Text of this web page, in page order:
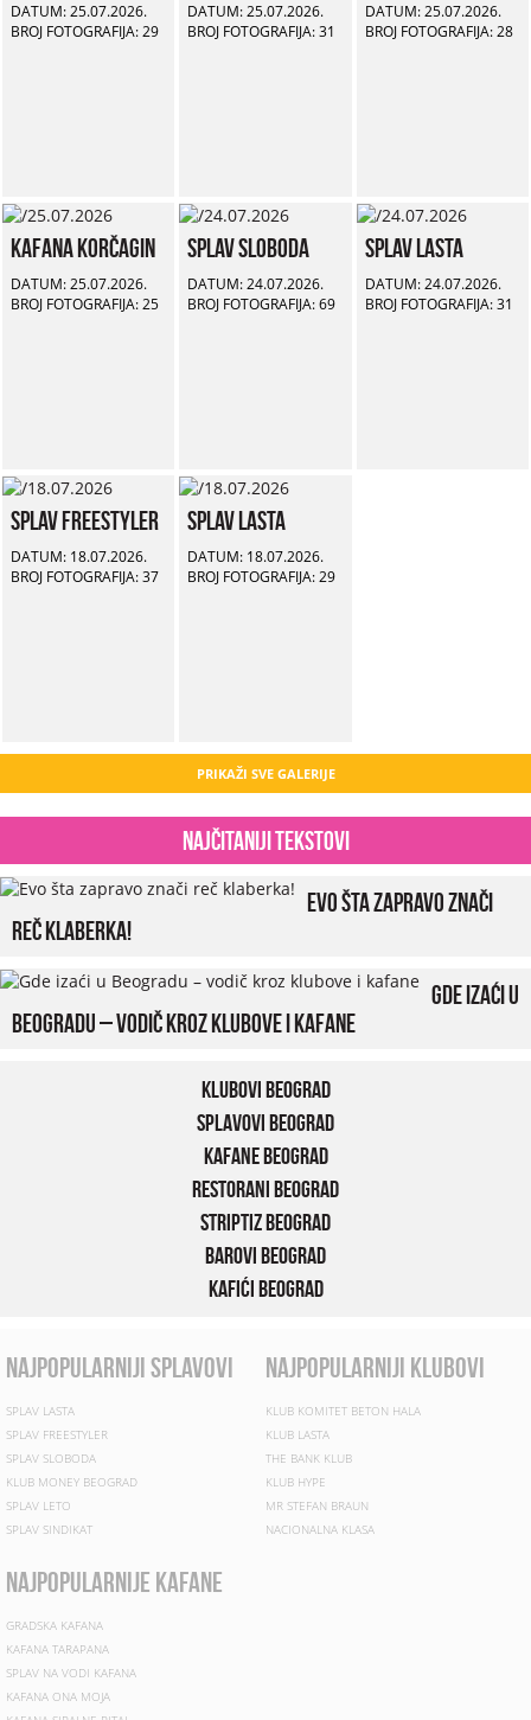
DATUM: 25.07.2026.
BROJ FOTOGRAFIJA: 29
DATUM: 25.07.2026.
BROJ FOTOGRAFIJA: 31
DATUM: 25.07.2026.
BROJ FOTOGRAFIJA: 28
Kafana Korčagin
DATUM: 25.07.2026.
BROJ FOTOGRAFIJA: 25
Splav Sloboda
DATUM: 24.07.2026.
BROJ FOTOGRAFIJA: 69
Splav Lasta
DATUM: 24.07.2026.
BROJ FOTOGRAFIJA: 31
Splav Freestyler
DATUM: 18.07.2026.
BROJ FOTOGRAFIJA: 37
Splav Lasta
DATUM: 18.07.2026.
BROJ FOTOGRAFIJA: 29
PRIKAŽI SVE GALERIJE
Najčitaniji tekstovi
Evo šta zapravo znači
reč klaberka!
Gde izaći u
Beogradu – vodič kroz klubove i kafane
Klubovi Beograd
Splavovi Beograd
Kafane Beograd
Restorani Beograd
Striptiz Beograd
Barovi Beograd
Kafići Beograd
najpopularniji splavovi
SPLAV LASTA
SPLAV FREESTYLER
SPLAV SLOBODA
KLUB MONEY BEOGRAD
SPLAV LETO
SPLAV SINDIKAT
najpopularniji klubovi
KLUB KOMITET BETON HALA
KLUB LASTA
THE BANK KLUB
KLUB HYPE
MR STEFAN BRAUN
NACIONALNA KLASA
najpopularnije kafane
GRADSKA KAFANA
KAFANA TARAPANA
SPLAV NA VODI KAFANA
KAFANA ONA MOJA